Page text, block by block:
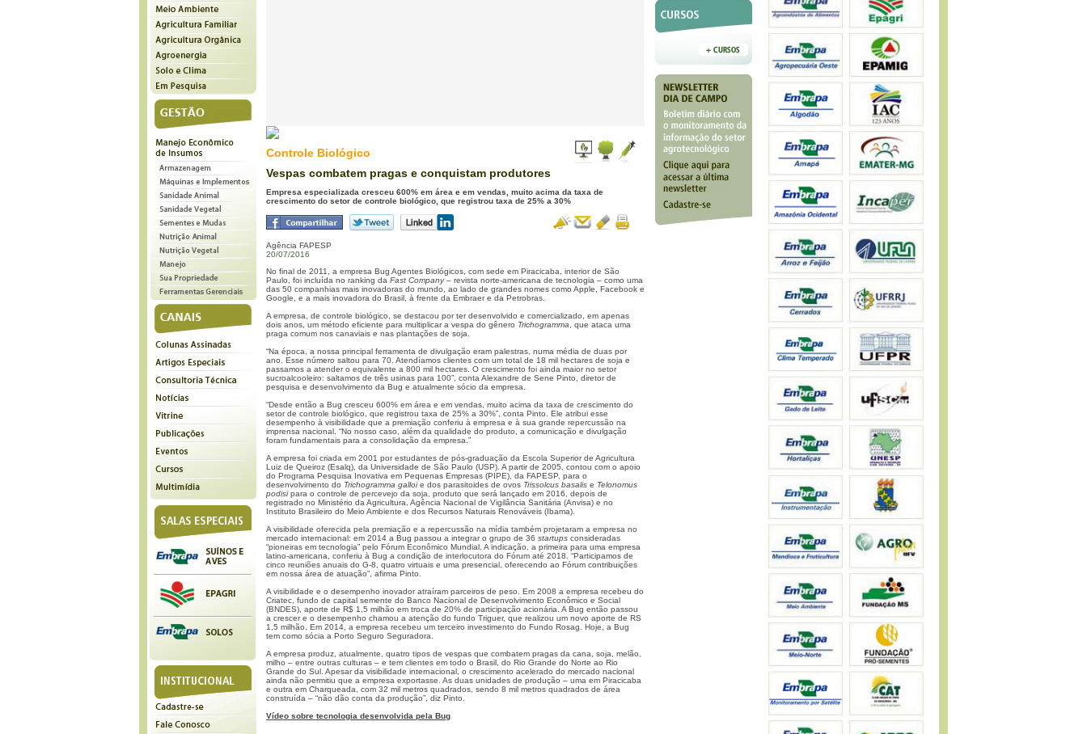
Controle Biológico
Vespas combatem pragas e conquistam produtores
Empresa especializada cresceu 600% em área e em vendas, muito acima da taxa de
crescimento do setor de controle biológico, que registrou taxa de 25% a 30%
Agência FAPESP
20/07/2016
No final de 2011, a empresa Bug Agentes Biológicos, com sede em Piracicaba, interior de São
Paulo, foi incluída no ranking da Fast Company– revista norte-americana de tecnologia – como uma
das 50 companhias mais inovadoras do mundo, ao lado de grandes nomes como Apple, Facebook e
Google, e a mais inovadora do Brasil, à frente da Embraer e da Petrobras.
A empresa, de controle biológico, se destacou por ter desenvolvido e comercializado, em apenas
dois anos, um método eficiente para multiplicar a vespa do gênero Trichogramma , que ataca uma
praga comum nos canaviais e nas plantações de soja.
“Na época, a nossa principal ferramenta de divulgação eram palestras, numa média de duas por
ano. Esse número saltou para 70. Atendíamos clientes com um total de 18 mil hectares de soja e
passamos a atender o equivalente a 800 mil hectares. O crescimento foi ainda maior no setor
sucroalcooleiro: saltamos de três usinas para 100”, conta Alexandre de Sene Pinto, diretor de
pesquisa e desenvolvimento da Bug e atualmente sócio da empresa.
“Desde então a Bug cresceu 600% em área e em vendas, muito acima da taxa de crescimento do
setor de controle biológico, que registrou taxa de 25% a 30%”, conta Pinto. Ele atribui esse
desempenho à visibilidade que a premiação conferiu à empresa e à sua grande repercussão na
imprensa nacional. “No nosso caso, além da qualidade do produto, a comunicação e divulgação
foram fundamentais para a consolidação da empresa.”
A empresa foi criada em 2001 por estudantes de pós-graduação da Escola Superior de Agricultura
Luiz de Queiroz (Esalq), da Universidade de São Paulo (USP). A partir de 2005, contou com o apoio
do Programa Pesquisa Inovativa em Pequenas Empresas (PIPE), da FAPESP, para o
desenvolvimento do Trichogramma galloie dos parasitoides de ovos Trissolcus basalis e Telonomus
podisipara o controle de percevejo da soja, produto que será lançado em 2016, depois de
registrado no Ministério da Agricultura, Agência Nacional de Vigilância Sanitária (Anvisa) e no
Instituto Brasileiro do Meio Ambiente e dos Recursos Naturais Renováveis (Ibama).
A visibilidade oferecida pela premiação e a repercussão na mídia também projetaram a empresa no
mercado internacional: em 2014 a Bug passou a integrar o grupo de 36 startups consideradas
“pioneiras em tecnologia” pelo Fórum Econômico Mundial. A indicação, a primeira para uma empresa
latino-americana, conferiu à Bug a condição de interlocutora do Fórum até 2018. “Participamos de
cinco reuniões anuais do G-8, quatro virtuais e uma presencial, oferecendo ao Fórum contribuições
em nossa área de atuação”, afirma Pinto.
A visibilidade e o desempenho inovador atraíram parceiros de peso. Em 2008 a empresa recebeu do
Criatec, fundo de capital semente do Banco Nacional de Desenvolvimento Econômico e Social
(BNDES), aporte de R$ 1,5 milhão em troca de 20% de participação acionária. A Bug então passou
a crescer e o desempenho chamou a atenção do fundo Triguer, que realizou um novo aporte de RS
1,5 milhão. Em 2014, a empresa recebeu um terceiro investimento do Fundo Rosag. Hoje, a Bug
tem como sócia a Porto Seguro Seguradora.
A empresa produz, atualmente, quatro tipos de vespas que combatem pragas da cana, soja, melão,
milho – entre outras culturas – e tem clientes em todo o Brasil, do Rio Grande do Norte ao Rio
Grande do Sul. Apesar da visibilidade internacional, o crescimento acelerado do mercado nacional
ainda não permitiu que a empresa exportasse. As duas unidades de produção – uma em Piracicaba
e outra em Charqueada, com 32 mil metros quadrados, sendo 8 mil metros quadrados de área
construída – “não dão conta da produção”, diz Pinto.
Vídeo sobre tecnologia desenvolvida pela Bug